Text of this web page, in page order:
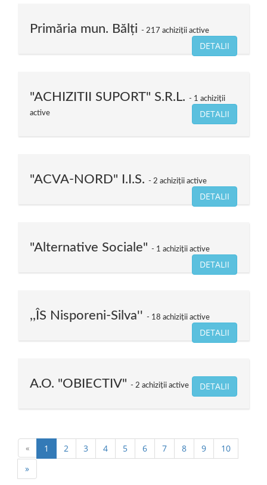
Primăria mun. Bălți 217 achiziții active
DETALII
"ACHIZITII SUPORT" S.R.L.
1 achiziții
active
DETALII
"ACVA-NORD" I.I.S. 2 achiziții active
DETALII
"Alternative Sociale" 1 achiziții active
DETALII
,,ÎS Nisporeni-Silva'' 18 achiziții active
DETALII
A.O. "OBIECTIV" 2 achiziții active DETALII
« 1 2 3 4 5 6 7 8 9
10
»